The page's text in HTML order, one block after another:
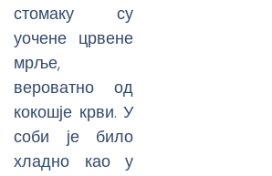
стомаку су
уочене црвене
мрље,
вероватно од
кокошје крви. У
соби је било
хладно као у